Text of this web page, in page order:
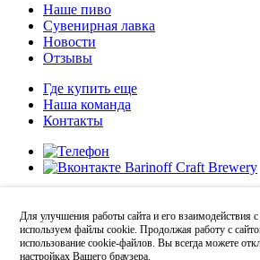
Наше пиво
Сувенирная лавка
Новости
Отзывы
Где купить еще
Наша команда
Контакты
8-917-779-
Для улучшения работы сайта и его взаимодействия
используем файлы cookie. Продолжая работу с
использование cookie-файлов. Вы всегда можете
настройках Вашего браузера.